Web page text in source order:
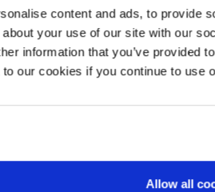
content and ads, to provide
your use of our site with our
information that you’ve provided
our cookies if you continue to use
Allow all